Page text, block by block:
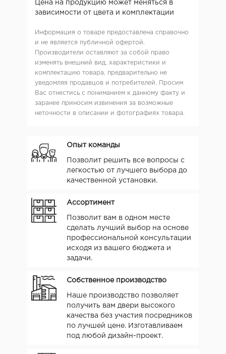
Цена на продукцию может меняться в
зависимости от цвета и комплектации
Информация о товаре предоставлена справочно
и не является публичной офертой.
Производители оставляют за собой право
изменять внешний вид, характеристики и
комплектацию товара, предварительно не
уведомляя продавцов и потребителей. Просим
Вас отнестись с пониманием к данному факту и
заранее приносим извинения за возможные
неточности в описании и фотографиях товара.
Опыт команды
Позволит решить все вопросы с
легкостью от лучшего выбора до
качественной установки.
Ассортимент
Позволит вам в одном месте
сделать лучший выбор на основе
профессиональной консультации
исходя из вашего бюджета и
задачи.
Собственное производство
Наше производство позволяет
получить вам двери высокого
качества без участия посредников
по лучшей цене. Изготавливаем
под любой дизайн-проект.